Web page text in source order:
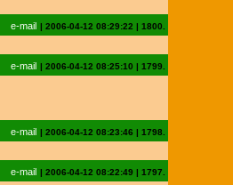
e-mail | 2006-04-12 08:29:22 | 1800.
e-mail | 2006-04-12 08:25:10 | 1799.
e-mail | 2006-04-12 08:23:46 | 1798.
e-mail | 2006-04-12 08:22:49 | 1797.